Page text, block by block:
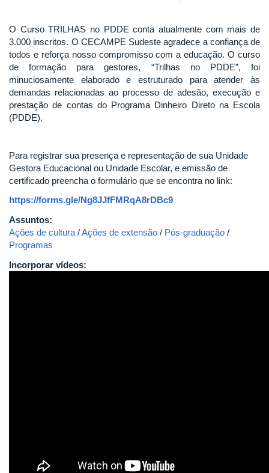
O Curso TRILHAS no PDDE conta atualmente com mais de
3.000 inscritos. O CECAMPE Sudeste agradece a confiança de
todos e reforça nosso compromisso com a educação. O curso
de formação para gestores, “Trilhas no PDDE”, foi
minuciosamente elaborado e estruturado para atender às
demandas relacionadas ao processo de adesão, execução e
prestação de contas do Programa Dinheiro Direto na Escola
(PDDE).
Para registrar sua presença e representação de sua Unidade
Gestora Educacional ou Unidade Escolar, e emissão de
certificado preencha o formulário que se encontra no link:
https://forms.gle/Ng8JJfFMRqA8rDBc9
Assuntos:
Ações de cultura /Ações de extensão / Pós-graduação /
Programas
Incorporar vídeos: